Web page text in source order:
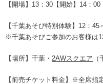
【開場】13：30【開始】14：00
【千葉あそび特別体験】12：45
※千葉あそびご参加のお客様は
【場所】千葉・ 2AWスクエア
【前売チケット料金】※全席指